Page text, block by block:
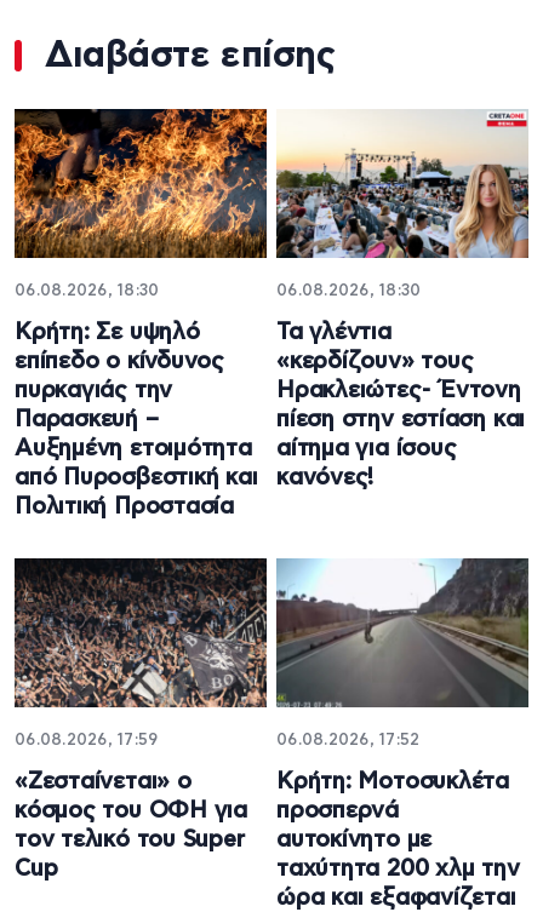
Διαβάστε επίσης
06.08.2026, 18:30
Κρήτη: Σε υψηλό
επίπεδο ο κίνδυνος
πυρκαγιάς την
Παρασκευή –
Αυξημένη ετοιμότητα
από Πυροσβεστική και
Πολιτική Προστασία
06.08.2026, 18:30
Τα γλέντια
«κερδίζουν» τους
Ηρακλειώτες- Έντονη
πίεση στην εστίαση και
αίτημα για ίσους
κανόνες!
06.08.2026, 17:59
«Ζεσταίνεται» ο
κόσμος του ΟΦΗ για
τον τελικό του Super
Cup
06.08.2026, 17:52
Κρήτη: Μοτοσυκλέτα
προσπερνά
αυτοκίνητο με
ταχύτητα 200 χλμ την
ώρα και εξαφανίζεται